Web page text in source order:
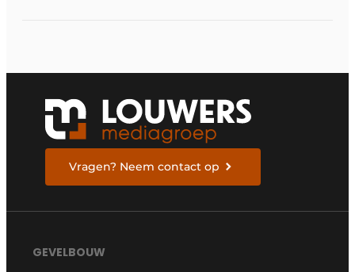
Vragen? Neem contact op
GEVELBOUW